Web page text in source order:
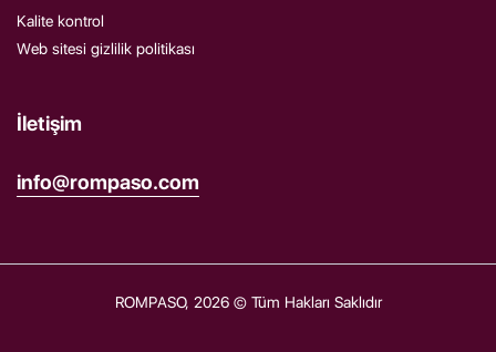
İletişim
Kalite kontrol
Web sitesi gizlilik politikası
info@rompaso.com
ROMPASO, 2026 © Tüm Hakları Saklıdır